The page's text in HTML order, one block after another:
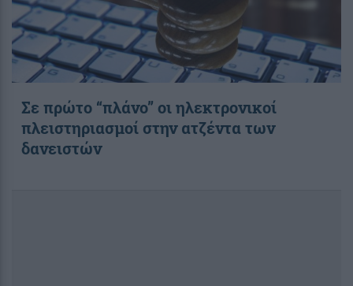
Σε πρώτο “πλάνο” οι ηλεκτρονικοί
πλειστηριασμοί στην ατζέντα των
δανειστών